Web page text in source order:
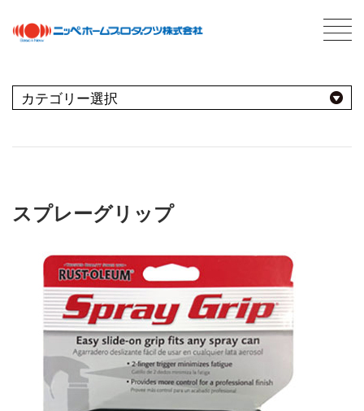
会社案内 ABOUT US
ネットワーク
採用情報
塗料について ABOUT PAINT
基礎知識
MOVIE
スプレーグリップ
屋内
室内壁・天井
ビニール壁紙
コンクリート・モルタル壁
砂壁・繊維壁
窓枠・ドア・棚
木部
屋外
屋根
トタン屋根
セメント・ベスト瓦屋根
外壁・塀
屋内・屋外
水性多用途
室内壁・浴室
鉄部・木部・ アルミ（油性）
ブランド別
FOR PRO
P-Effector